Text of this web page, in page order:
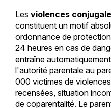
Les violences
constituent un motif
ordonnance de
24 heures en cas de
entraîne
l'autorité parentale au
000 victimes de
recensées, situation
de coparentalité. Le